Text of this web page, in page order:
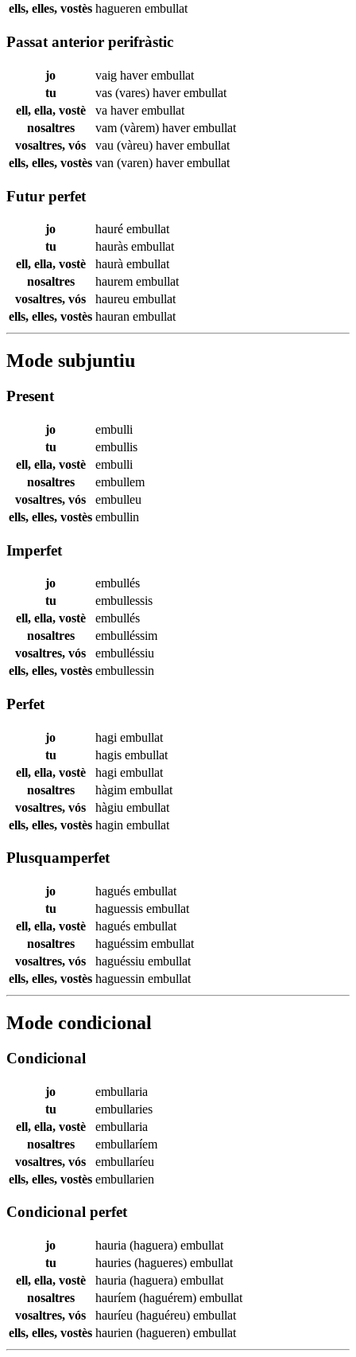
ells, elles, vostès hagueren embullat
Passat anterior perifràstic
jo vaig haverembullat
tu
vas (vares) haverembullat
ell, ella, vostè
va haverembullat
nosaltres
vam (vàrem) haverembullat
vosaltres, vós
vau (vàreu) haverembullat
ells, elles, vostès van (varen) haverembullat
Futur perfet
jo hauré embullat
tu
hauràs embullat
ell, ella, vostè
haurà embullat
nosaltres
haurem embullat
vosaltres, vós
haureu embullat
ells, elles, vostès hauran embullat
Mode subjuntiu
Present
jo
embulli
tu
embullis
ell, ella, vostè
embulli
nosaltres
embullem
vosaltres, vós
embulleu
ells, elles, vostès embullin
Imperfet
jo
embullés
tu
embullessis
ell, ella, vostè
embullés
nosaltres
embulléssim
vosaltres, vós
embulléssiu
ells, elles, vostès embullessin
Perfet
jo hagi embullat
tu
hagis embullat
ell, ella, vostè
hagi embullat
nosaltres
hàgim embullat
vosaltres, vós
hàgiu embullat
ells, elles, vostès hagin embullat
Plusquamperfet
jo hagués embullat
tu
haguessis embullat
ell, ella, vostè
hagués embullat
nosaltres
haguéssim embullat
vosaltres, vós
haguéssiu embullat
ells, elles, vostès haguessin embullat
Mode condicional
Condicional
jo
embullaria
tu
embullaries
ell, ella, vostè
embullaria
nosaltres
embullaríem
vosaltres, vós
embullaríeu
ells, elles, vostès embullarien
Condicional perfet
jo hauria (haguera) embullat
tu
hauries (hagueres) embullat
ell, ella, vostè
hauria (haguera) embullat
nosaltres
hauríem (haguérem) embullat
vosaltres, vós
hauríeu (haguéreu) embullat
ells, elles, vostès haurien (hagueren) embullat